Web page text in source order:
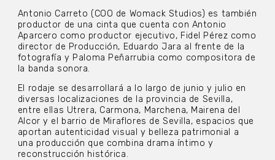
Antonio Carreto (COO de Womack Studios) es también
productor de una cinta que cuenta con Antonio
Aparcero como productor ejecutivo, Fidel Pérez como
director de Producción, Eduardo Jara al frente de la
fotografía y Paloma Peñarrubia como compositora de
la banda sonora.
El rodaje se desarrollará a lo largo de junio y julio en
diversas localizaciones de la provincia de Sevilla,
entre ellas Utrera, Carmona, Marchena, Mairena del
Alcor y el barrio de Miraflores de Sevilla, espacios que
aportan autenticidad visual y belleza patrimonial a
una producción que combina drama íntimo y
reconstrucción histórica.